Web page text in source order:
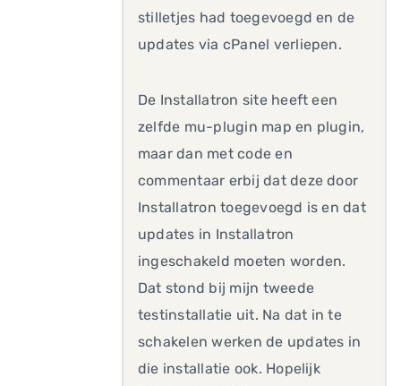
stilletjes had toegevoegd en de
updates via cPanel verliepen.
De Installatron site heeft een
zelfde mu-plugin map en plugin,
maar dan met code en
commentaar erbij dat deze door
Installatron toegevoegd is en dat
updates in Installatron
ingeschakeld moeten worden.
Dat stond bij mijn tweede
testinstallatie uit. Na dat in te
schakelen werken de updates in
die installatie ook. Hopelijk